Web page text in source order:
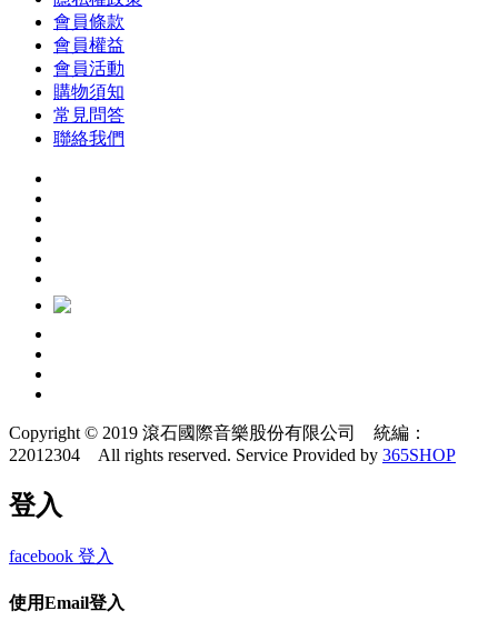
會員條款
會員權益
會員活動
購物須知
常見問答
聯絡我們
Copyright © 2019 滾石國際音樂股份有限公司 統編：
22012304 All rights reserved. Service Provided by 365SHOP
登入
facebook 登入
使用Email登入